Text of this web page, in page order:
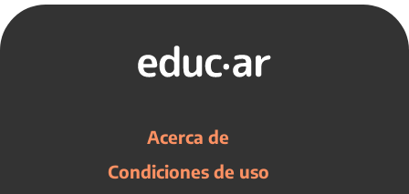
Acerca de
Condiciones de uso